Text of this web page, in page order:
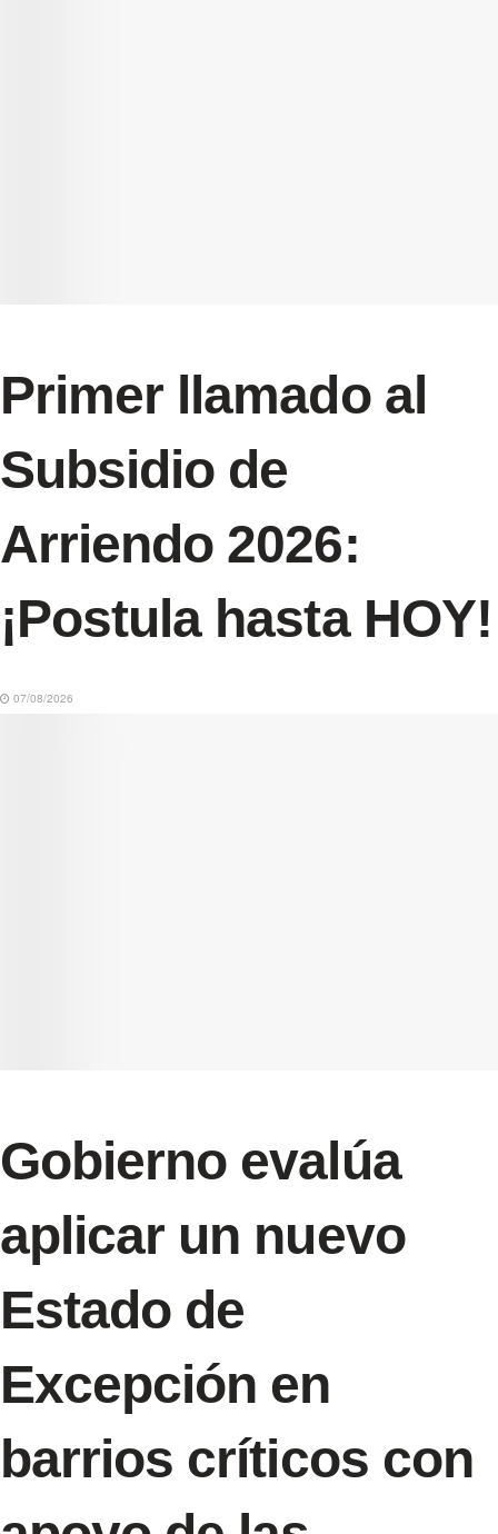
Primer llamado al
Subsidio de
Arriendo 2026:
¡Postula hasta HOY!
07/08/2026
Gobierno evalúa
aplicar un nuevo
Estado de
Excepción en
barrios críticos con